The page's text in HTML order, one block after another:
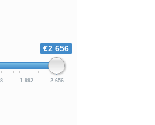
€2 656
1 992 2 656